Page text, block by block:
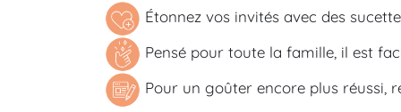
Étonnez vos invités avec des
Pensé pour toute la famille, il est
Pour un goûter encore plus réussi,